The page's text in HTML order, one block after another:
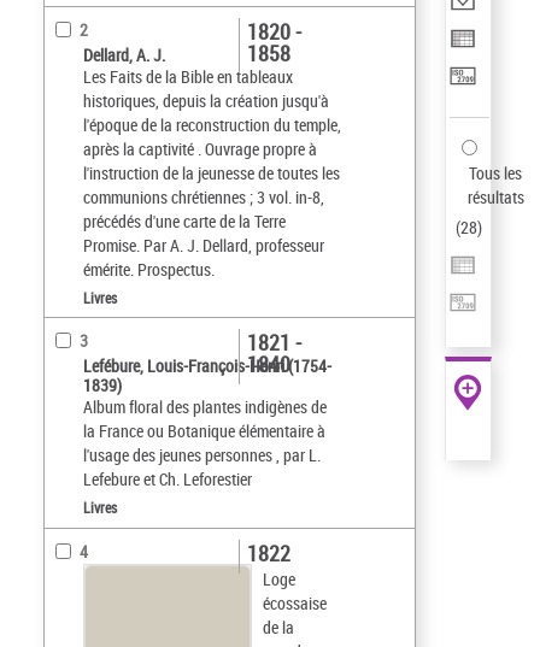
2
Dellard, A. J.
Les Faits de la Bible en tableaux
historiques, depuis la création jusqu'à
l'époque de la reconstruction du temple,
après la captivité . Ouvrage propre à
l'instruction de la jeunesse de toutes les
communions chrétiennes ; 3 vol. in-8,
précédés d'une carte de la Terre
Promise. Par A. J. Dellard, professeur
émérite. Prospectus.
1820 -
1858
Livres
3
Lefébure, Louis-François-Henri (1754-
1839)
Album floral des plantes indigènes de
la France ou Botanique élémentaire à
l'usage des jeunes personnes , par L.
Lefebure et Ch. Leforestier
1821 -
1840
Livres
4
Loge
écossaise
de la
1822
Tous les
résultats
(28)